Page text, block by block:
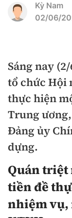
Mới nhất
Chính trị
Xã hội
Chuyện dọc
Cải chính
Xây dựng
Chỉ đạo điều
Quy hoạch kiến
Vật liệu xây dựng
Giám định chất
Quản lý đô thị
Giao thông
Quản lý
Đường bộ
Hàng không
Đường sắt
Kinh tế
Thị trường
Tài chính
Chứng khoán
Pháp luật
Thanh tra
An ninh hình sự
An toàn giao
Giao thông 24h
Chất lượng
Kỳ Nam
02/06/
Sáng nay
tổ chức Hội
thực hiện
Trung
Đảng ủy
dựng.
Quán triệt
tiền đề
nhiệm vụ,